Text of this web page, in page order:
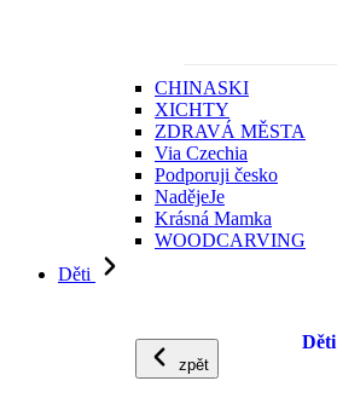
CHINASKI
XICHTY
ZDRAVÁ MĚSTA
Via Czechia
Podporuji česko
NadějeJe
Krásná Mamka
WOODCARVING
Děti
zpět
Děti